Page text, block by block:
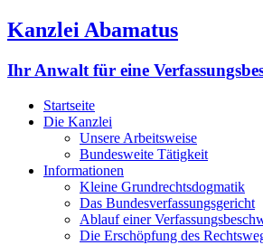
Kanzlei Abamatus
Ihr Anwalt für eine
Startseite
Die Kanzlei
Unsere Arbeitsweise
Bundesweite Tätigkeit
Informationen
Kleine Grundrechtsdogmatik
Das Bundesverfassungsgericht
Ablauf einer
Die Erschöpfung des